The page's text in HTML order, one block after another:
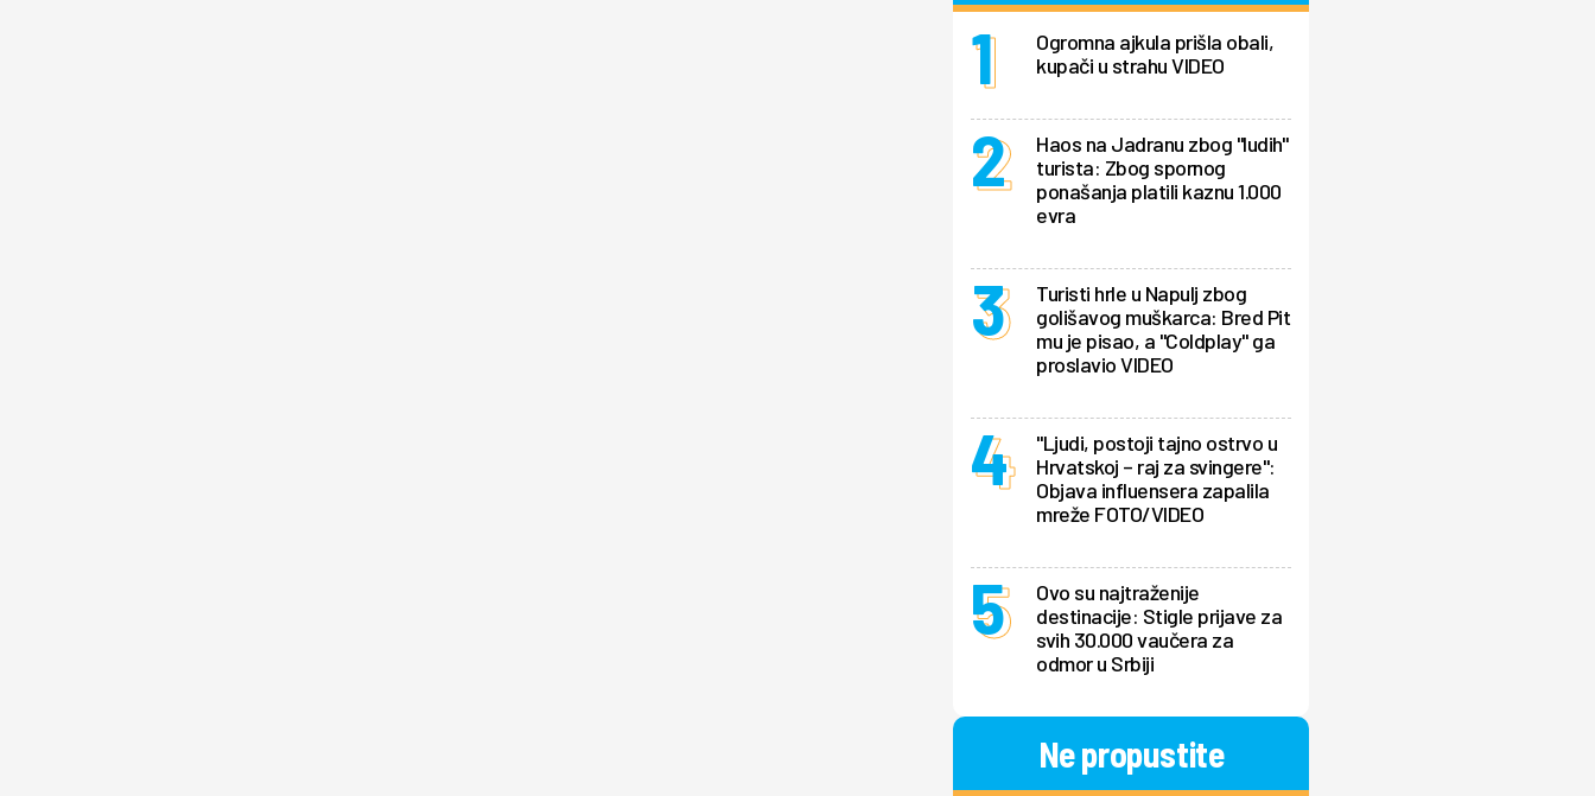
Ogromna ajkula prišla obali,
kupači u strahu VIDEO
Haos na Jadranu zbog "ludih"
turista: Zbog spornog
ponašanja platili kaznu 1.000
evra
Turisti hrle u Napulj zbog
golišavog muškarca: Bred Pit
mu je pisao, a "Coldplay" ga
proslavio VIDEO
"Ljudi, postoji tajno ostrvo u
Hrvatskoj – raj za svingere":
Objava influensera zapalila
mreže FOTO/VIDEO
Ovo su najtraženije
destinacije: Stigle prijave za
svih 30.000 vaučera za
odmor u Srbiji
Ne propustite